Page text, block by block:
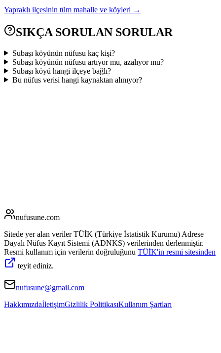
Yapraklı ilçesinin tüm mahalle ve köyleri →
SIKÇA SORULAN SORULAR
Subaşı köyünün nüfusu kaç kişi?
Subaşı köyünün nüfusu artıyor mu, azalıyor mu?
Subaşı köyü hangi ilçeye bağlı?
Bu nüfus verisi hangi kaynaktan alınıyor?
nufusune.com
Sitede yer alan veriler TÜİK (Türkiye İstatistik Kurumu) Adrese
Dayalı Nüfus Kayıt Sistemi (ADNKS) verilerinden derlenmiştir.
Resmi kullanım için verilerin doğruluğunu TÜİK'in resmi sitesinden
teyit ediniz.
nufusune@gmail.com
HakkımızdaİletişimGizlilik PolitikasıKullanım Şartları